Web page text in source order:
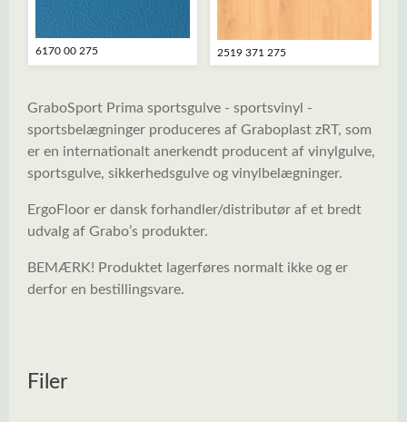
6170 00 275 2519 371 275
GraboSport Prima sportsgulve - sportsvinyl -
sportsbelægninger produceres af Graboplast zRT, som
er en internationalt anerkendt producent af vinylgulve,
sportsgulve, sikkerhedsgulve og vinylbelægninger.
ErgoFloor er dansk forhandler/distributør af et bredt
udvalg af Grabo’s produkter.
BEMÆRK! Produktet lagerføres normalt ikke og er
derfor en bestillingsvare.
Spring over billedgalleri
Filer